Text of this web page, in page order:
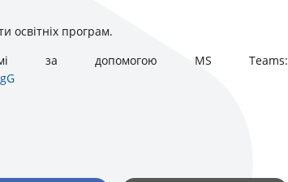
освітніх програм.
за допомогою MS Teams: